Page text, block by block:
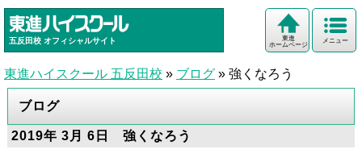
五反田校 オフィシャルサイト メニュー
東進
ホームページ
東進ハイスクール 五反田校 » ブログ » 強くなろう
ブログ
2019年 3月 6日 強くなろう